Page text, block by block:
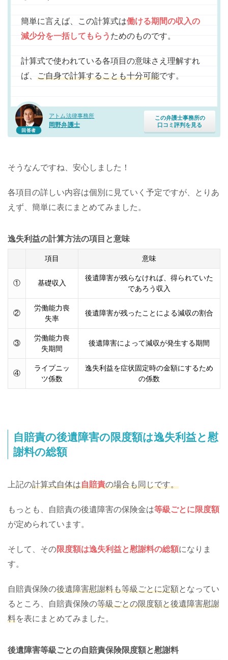
回答者
アトム法律事務所
岡野弁護士
この弁護士事務所の
口コミ評判を見る
簡単に言えば、この計算式は働ける期間の収入の
減少分を一括してもらう ためのものです。
計算式で使われている各項目の意味さえ理解すれ
ば、 ご自身で計算することも十分可能です。
そうなんですね、安心しました！
各項目の詳しい内容は個別に見ていく予定ですが、とりあ
えず、簡単に表にまとめてみました。
逸失利益の計算方法の項目と意味
項目 意味
① 基礎収入
後遺障害が残らなければ、得られていた
であろう収入
②
労働能力喪
失率
後遺障害が残ったことによる減収の割合
③
労働能力喪
失期間
後遺障害によって減収が発生する期間
④
ライプニッ
ツ係数
逸失利益を症状固定時の金額にするため
の係数
自賠責の後遺障害の限度額は逸失利益と慰
謝料の総額
上記の計算式自体は自賠責の場合も同じです。
もっとも、自賠責の後遺障害の保険金は等級ごとに限度額
が定められています。
そして、その限度額は逸失利益と慰謝料の総額になりま
す。
自賠責保険の後遺障害慰謝料も等級ごとに定額となってい
るところ、自賠責保険の等級ごとの限度額と後遺障害慰謝
料を表にまとめてみました。
後遺障害等級ごとの自賠責保険限度額と慰謝料